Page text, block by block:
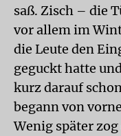
saß. Zisch – die
vor allem im
die Leute den
geguckt hatte
kurz darauf
begann von
Wenig später